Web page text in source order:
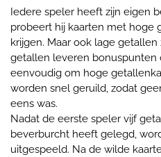
Iedere speler heeft zijn eigen
probeert hij kaarten met hoge
krijgen. Maar ook lage
getallen leveren bonuspunten
eenvoudig om hoge
worden snel geruild, zodat
eens was.
Nadat de eerste speler vijf
beverburcht heeft gelegd,
uitgespeeld. Na de wilde